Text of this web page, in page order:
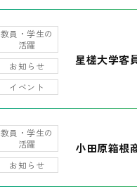
教員・学生の
活躍
お知らせ
イベント
星槎大学客
教員・学生の
活躍
お知らせ
小田原箱根